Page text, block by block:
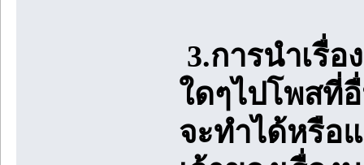
3.การนำเรื่
ใดๆไปโพสที่
จะทำได้หรือ